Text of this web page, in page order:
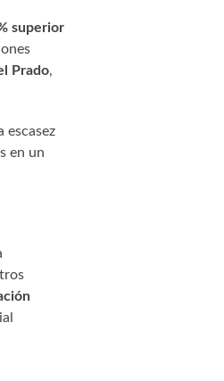
superior
Prado,
escasez
en un